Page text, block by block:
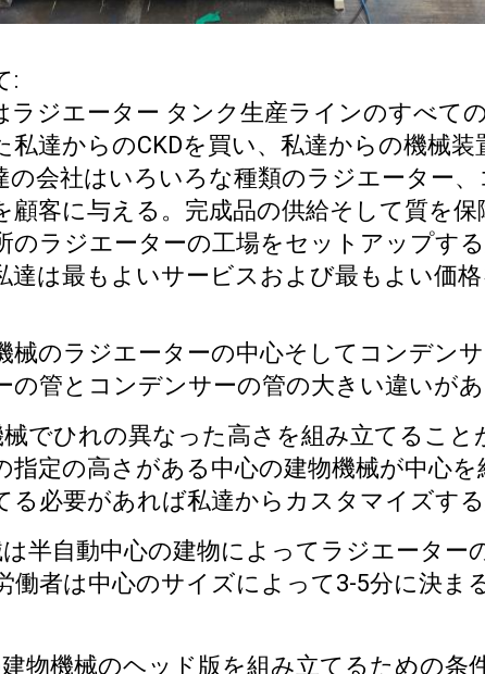
:
ラジエーター タンク生産ラインのすべて
私達からのCKDを買い、私達からの機械装
の会社はいろいろな種類のラジエーター
顧客に与える。完成品の供給そして質を保
のラジエーターの工場をセットアップす
達は最もよいサービスおよび最もよい価格
械のラジエーターの中心そしてコンデン
の管とコンデンサーの管の大きい違いが
でひれの異なった高さを組み立てること
指定の高さがある中心の建物機械が中心
る必要があれば私達からカスタマイズする
半自動中心の建物によってラジエーター
働者は中心のサイズによって3-5分に決
物機械のヘッド版を組み立てるための条